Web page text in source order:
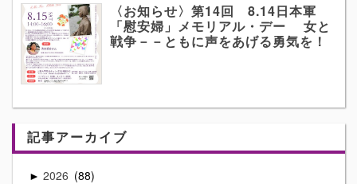
〈お知らせ〉第14回 8.14日本軍
「慰安婦」メモリアル・デー 女と
戦争－－ともに声をあげる勇気を！
記事アーカイブ
► 2026 88